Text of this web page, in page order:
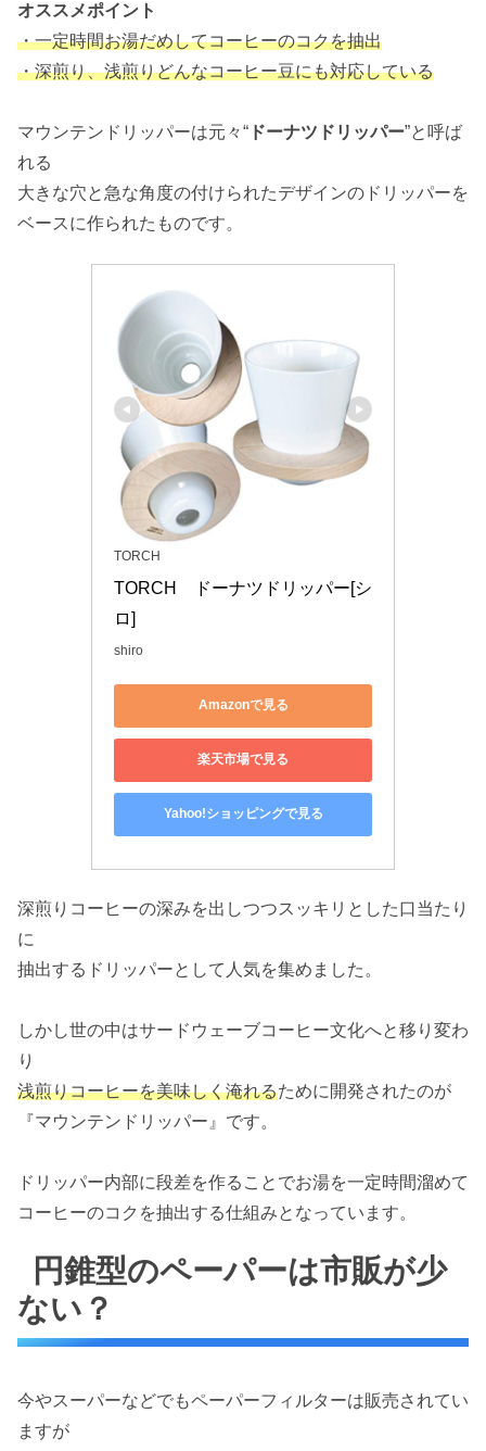
オススメポイント
・一定時間お湯だめしてコーヒーのコクを抽出
・深煎り、浅煎りどんなコーヒー豆にも対応している
マウンテンドリッパーは元々“ ドーナツドリッパー”と呼ば
れる
大きな穴と急な角度の付けられたデザインのドリッパーを
ベースに作られたものです。
TORCH
TORCH　ドーナツドリッパー[シ
ロ]
shiro
Amazonで見る
楽天市場で見る
Yahoo!ショッピングで見る
深煎りコーヒーの深みを出しつつスッキリとした口当たり
に
抽出するドリッパーとして人気を集めました。
しかし世の中はサードウェーブコーヒー文化へと移り変わ
り
浅煎りコーヒーを美味しく淹れるために開発されたのが
『マウンテンドリッパー』です。
ドリッパー内部に段差を作ることでお湯を一定時間溜めて
コーヒーのコクを抽出する仕組みとなっています。
円錐型のペーパーは市販が少
ない？
今やスーパーなどでもペーパーフィルターは販売されてい
ますが